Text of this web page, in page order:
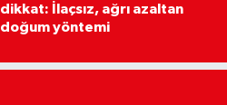
dikkat: İlaçsız, ağrı azaltan
doğum yöntemi